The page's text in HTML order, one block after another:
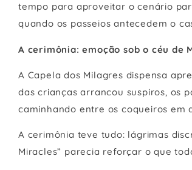
tempo para aproveitar o cenário
quando os passeios antecedem o
A cerimônia: emoção sob o céu de
A Capela dos Milagres dispensa
das crianças arrancou suspiros, os
caminhando entre os coqueiros
A cerimônia teve tudo: lágrimas
Miracles” parecia reforçar o que